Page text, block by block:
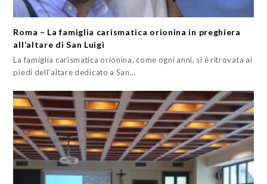
Roma – La famiglia carismatica orionina in preghiera
all’altare di San Luigi
La famiglia carismatica orionina, come ogni anni, si è ritrovata ai
piedi dell'altare dedicato a San…